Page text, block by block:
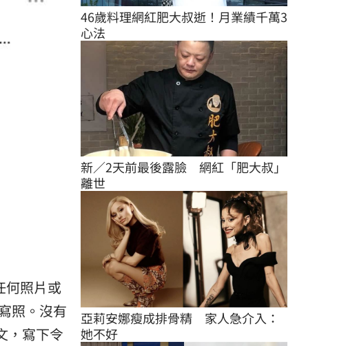
何照片或
照。沒有
，寫下令
46歲料理網紅肥大叔逝！月業績千萬3
心法
新／2天前最後露臉　網紅「肥大叔」
離世
亞莉安娜瘦成排骨精　家人急介入：
她不好